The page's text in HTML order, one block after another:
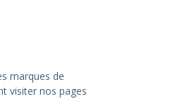
marques de
visiter nos pages